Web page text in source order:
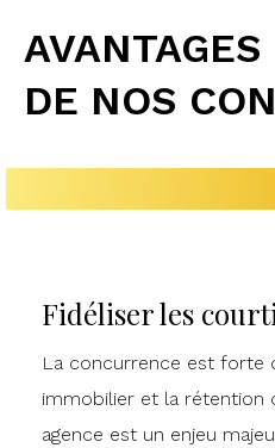
AVANTAGES
DE NOS
Fidéliser les
La concurrence est forte
immobilier et la rétention
agence est un enjeu